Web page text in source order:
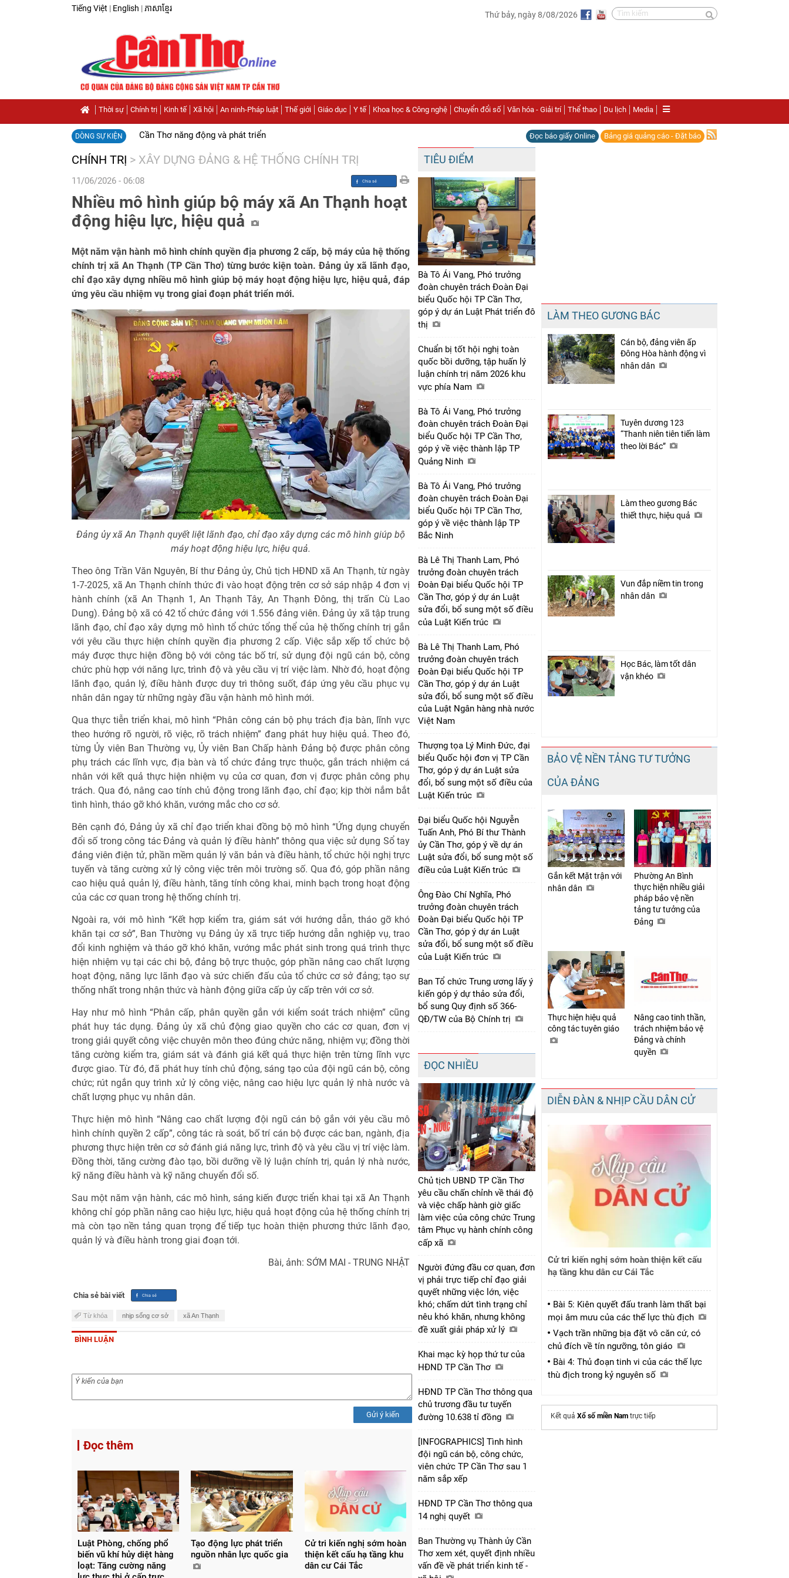
Tiếng Việt | English | ភាសាខ្មែរ
Thứ bảy, ngày 8/08/2026
Thời sự Chính trị Kinh tế Xã hội An ninh-Pháp luật Thế giới Giáo dục Y tế Khoa học & Công nghệ Chuyển đổi số Văn hóa - Giải trí Thể thao Du lịch Media
DÒNG SỰ KIỆN Cần Thơ năng động và phát triển Đọc báo giấy Online Bảng giá quảng cáo - Đặt báo
CHÍNH TRỊ > XÂY DỰNG ĐẢNG & HỆ THỐNG CHÍNH TRỊ
11/06/2026 - 06:08
Chia sẻ
Facebook
Nhiều mô hình giúp bộ máy xã An Thạnh hoạt
động hiệu lực, hiệu quả
Một năm vận hành mô hình chính quyền địa phương 2 cấp, bộ máy của hệ thống
chính trị xã An Thạnh (TP Cần Thơ) từng bước kiện toàn. Đảng ủy xã lãnh đạo,
chỉ đạo xây dựng nhiều mô hình giúp bộ máy hoạt động hiệu lực, hiệu quả, đáp
ứng yêu cầu nhiệm vụ trong giai đoạn phát triển mới.
Đảng ủy xã An Thạnh quyết liệt lãnh đạo, chỉ đạo xây dựng các mô hình giúp bộ
máy hoạt động hiệu lực, hiệu quả.
Theo ông Trần Văn Nguyên, Bí thư Đảng ủy, Chủ tịch HĐND xã An Thạnh, từ ngày
1-7-2025, xã An Thạnh chính thức đi vào hoạt động trên cơ sở sáp nhập 4 đơn vị
hành chính (xã An Thạnh 1, An Thạnh Tây, An Thạnh Đông, thị trấn Cù Lao
Dung). Đảng bộ xã có 42 tổ chức đảng với 1.556 đảng viên. Đảng ủy xã tập trung
lãnh đạo, chỉ đạo xây dựng mô hình tổ chức tổng thể của hệ thống chính trị gắn
với yêu cầu thực hiện chính quyền địa phương 2 cấp. Việc sắp xếp tổ chức bộ
máy được thực hiện đồng bộ với công tác bố trí, sử dụng đội ngũ cán bộ, công
chức phù hợp với năng lực, trình độ và yêu cầu vị trí việc làm. Nhờ đó, hoạt động
lãnh đạo, quản lý, điều hành được duy trì thông suốt, đáp ứng yêu cầu phục vụ
nhân dân ngay từ những ngày đầu vận hành mô hình mới.
Qua thực tiễn triển khai, mô hình “Phân công cán bộ phụ trách địa bàn, lĩnh vực
theo hướng rõ người, rõ việc, rõ trách nhiệm” đang phát huy hiệu quả. Theo đó,
từng Ủy viên Ban Thường vụ, Ủy viên Ban Chấp hành Đảng bộ được phân công
phụ trách các lĩnh vực, địa bàn và tổ chức đảng trực thuộc, gắn trách nhiệm cá
nhân với kết quả thực hiện nhiệm vụ của cơ quan, đơn vị được phân công phụ
trách. Qua đó, nâng cao tính chủ động trong lãnh đạo, chỉ đạo; kịp thời nắm bắt
tình hình, tháo gỡ khó khăn, vướng mắc cho cơ sở.
Bên cạnh đó, Đảng ủy xã chỉ đạo triển khai đồng bộ mô hình “Ứng dụng chuyển
đổi số trong công tác Đảng và quản lý điều hành” thông qua việc sử dụng Sổ tay
đảng viên điện tử, phần mềm quản lý văn bản và điều hành, tổ chức hội nghị trực
tuyến và tăng cường xử lý công việc trên môi trường số. Qua đó, góp phần nâng
cao hiệu quả quản lý, điều hành, tăng tính công khai, minh bạch trong hoạt động
của các cơ quan trong hệ thống chính trị.
Ngoài ra, với mô hình “Kết hợp kiểm tra, giám sát với hướng dẫn, tháo gỡ khó
khăn tại cơ sở”, Ban Thường vụ Đảng ủy xã trực tiếp hướng dẫn nghiệp vụ, trao
đổi kinh nghiệm và tháo gỡ khó khăn, vướng mắc phát sinh trong quá trình thực
hiện nhiệm vụ tại các chi bộ, đảng bộ trực thuộc, góp phần nâng cao chất lượng
hoạt động, năng lực lãnh đạo và sức chiến đấu của tổ chức cơ sở đảng; tạo sự
thống nhất trong nhận thức và hành động giữa cấp ủy cấp trên với cơ sở.
Hay như mô hình “Phân cấp, phân quyền gắn với kiểm soát trách nhiệm” cũng
phát huy tác dụng. Đảng ủy xã chủ động giao quyền cho các cơ quan, đơn vị
trong giải quyết công việc chuyên môn theo đúng chức năng, nhiệm vụ; đồng thời
tăng cường kiểm tra, giám sát và đánh giá kết quả thực hiện trên từng lĩnh vực
được giao. Từ đó, đã phát huy tính chủ động, sáng tạo của đội ngũ cán bộ, công
chức; rút ngắn quy trình xử lý công việc, nâng cao hiệu lực quản lý nhà nước và
chất lượng phục vụ nhân dân.
Thực hiện mô hình “Nâng cao chất lượng đội ngũ cán bộ gắn với yêu cầu mô
hình chính quyền 2 cấp”, công tác rà soát, bố trí cán bộ được các ban, ngành, địa
phương thực hiện trên cơ sở đánh giá năng lực, trình độ và yêu cầu vị trí việc làm.
Đồng thời, tăng cường đào tạo, bồi dưỡng về lý luận chính trị, quản lý nhà nước,
kỹ năng điều hành và kỹ năng chuyển đổi số.
Sau một năm vận hành, các mô hình, sáng kiến được triển khai tại xã An Thạnh
không chỉ góp phần nâng cao hiệu lực, hiệu quả hoạt động của hệ thống chính trị
mà còn tạo nền tảng quan trọng để tiếp tục hoàn thiện phương thức lãnh đạo,
quản lý và điều hành trong giai đoạn tới.
Bài, ảnh: SỚM MAI - TRUNG NHẬT
Chia sẻ bài viết
Từ khóa nhịp sống cơ sở xã An Thạnh
BÌNH LUẬN
Gửi ý kiến
Đọc thêm
Luật Phòng, chống phổ
biến vũ khí hủy diệt hàng
loạt: Tăng cường năng
Tạo động lực phát triển
nguồn nhân lực quốc gia
Cử tri kiến nghị sớm hoàn
thiện kết cấu hạ tầng khu
dân cư Cái Tắc
TIÊU ĐIỂM
Bà Tô Ái Vang, Phó trưởng
đoàn chuyên trách Đoàn Đại
biểu Quốc hội TP Cần Thơ,
góp ý dự án Luật Phát triển đô
thị
Chuẩn bị tốt hội nghị toàn
quốc bồi dưỡng, tập huấn lý
luận chính trị năm 2026 khu
vực phía Nam
Bà Tô Ái Vang, Phó trưởng
đoàn chuyên trách Đoàn Đại
biểu Quốc hội TP Cần Thơ,
góp ý về việc thành lập TP
Quảng Ninh
Bà Tô Ái Vang, Phó trưởng
đoàn chuyên trách Đoàn Đại
biểu Quốc hội TP Cần Thơ,
góp ý về việc thành lập TP
Bắc Ninh
Bà Lê Thị Thanh Lam, Phó
trưởng đoàn chuyên trách
Đoàn Đại biểu Quốc hội TP
Cần Thơ, góp ý dự án Luật
sửa đổi, bổ sung một số điều
của Luật Kiến trúc
Bà Lê Thị Thanh Lam, Phó
trưởng đoàn chuyên trách
Đoàn Đại biểu Quốc hội TP
Cần Thơ, góp ý dự án Luật
sửa đổi, bổ sung một số điều
của Luật Ngân hàng nhà nước
Việt Nam
Thượng tọa Lý Minh Đức, đại
biểu Quốc hội đơn vị TP Cần
Thơ, góp ý dự án Luật sửa
đổi, bổ sung một số điều của
Luật Kiến trúc
Đại biểu Quốc hội Nguyễn
Tuấn Anh, Phó Bí thư Thành
ủy Cần Thơ, góp ý về dự án
Luật sửa đổi, bổ sung một số
điều của Luật Kiến trúc
Ông Đào Chí Nghĩa, Phó
trưởng đoàn chuyên trách
Đoàn Đại biểu Quốc hội TP
Cần Thơ, góp ý dự án Luật
sửa đổi, bổ sung một số điều
của Luật Kiến trúc
Ban Tổ chức Trung ương lấy ý
kiến góp ý dự thảo sửa đổi,
bổ sung Quy định số 366-
QĐ/TW của Bộ Chính trị
ĐỌC NHIỀU
Chủ tịch UBND TP Cần Thơ
yêu cầu chấn chỉnh về thái độ
và việc chấp hành giờ giấc
làm việc của công chức Trung
tâm Phục vụ hành chính công
cấp xã
Người đứng đầu cơ quan, đơn
vị phải trực tiếp chỉ đạo giải
quyết những việc lớn, việc
khó; chấm dứt tình trạng chỉ
nêu khó khăn, nhưng không
đề xuất giải pháp xử lý
Khai mạc kỳ họp thứ tư của
HĐND TP Cần Thơ
HĐND TP Cần Thơ thông qua
chủ trương đầu tư tuyến
đường 10.638 tỉ đồng
[INFOGRAPHICS] Tình hình
đội ngũ cán bộ, công chức,
viên chức TP Cần Thơ sau 1
năm sắp xếp
HĐND TP Cần Thơ thông qua
14 nghị quyết
Ban Thường vụ Thành ủy Cần
Thơ xem xét, quyết định nhiều
vấn đề về phát triển kinh tế -
LÀM THEO GƯƠNG BÁC
Cán bộ, đảng viên ấp
Đông Hòa hành động vì
nhân dân
Tuyên dương 123
“Thanh niên tiên tiến làm
theo lời Bác”
Làm theo gương Bác
thiết thực, hiệu quả
Vun đắp niềm tin trong
nhân dân
Học Bác, làm tốt dân
vận khéo
BẢO VỆ NỀN TẢNG TƯ TƯỞNG
CỦA ĐẢNG
Gắn kết Mặt trận với
nhân dân
Phường An Bình
thực hiện nhiều giải
pháp bảo vệ nền
tảng tư tưởng của
Đảng
Thực hiện hiệu quả
công tác tuyên giáo
Nâng cao tinh thần,
trách nhiệm bảo vệ
Đảng và chính
quyền
DIỄN ĐÀN & NHỊP CẦU DÂN CỬ
Cử tri kiến nghị sớm hoàn thiện kết cấu
hạ tầng khu dân cư Cái Tắc
Bài 5: Kiên quyết đấu tranh làm thất bại
mọi âm mưu của các thế lực thù địch
Vạch trần những bịa đặt vô căn cứ, có
chủ đích về tín ngưỡng, tôn giáo
Bài 4: Thủ đoạn tinh vi của các thế lực
thù địch trong kỷ nguyên số
Kết quả Xổ số miền Nam trực tiếp